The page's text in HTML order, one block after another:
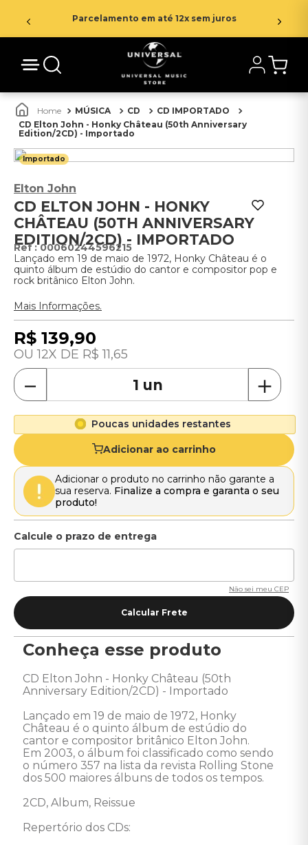
Parcelamento em até 12x sem juros
MÚSICA CD
CD IMPORTADO
CD Elton John - Honky Château (50th Anniversary
Edition/2CD) - Importado
Importado
Elton John
CD ELTON JOHN - HONKY
CHÂTEAU (50TH ANNIVERSARY
EDITION/2CD) - IMPORTADO
:00060244596215
Lançado em 19 de maio de 1972, Honky Château é o
quinto álbum de estúdio do cantor e compositor pop e
rock britânico Elton John.
Mais Informações.
R$ 139,90
12 R$ 11,65
＋
－
Poucas unidades restantes
Adicionar ao carrinho
Adicionar o produto no carrinho não garante a
sua reserva. Finalize a compra e garanta o seu
produto!
Não sei meu CEP
Conheça esse produto
CD Elton John - Honky Château (50th
Anniversary Edition/2CD) - Importado
Lançado em 19 de maio de 1972, Honky
Château é o quinto álbum de estúdio do
cantor e compositor britânico Elton John.
Em 2003, o álbum foi classificado como sendo
o número 357 na lista da revista Rolling Stone
dos 500 maiores álbuns de todos os tempos.
2CD, Album, Reissue
Repertório dos CDs: